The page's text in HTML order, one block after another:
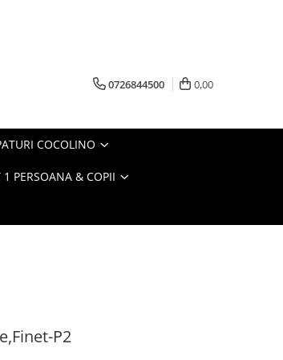
0726844500 0,00
COCOLINO
1 PERSOANA & COPII
P2